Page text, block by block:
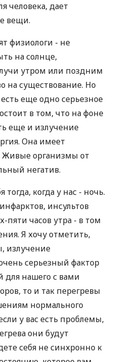
человека, дает
вещи.
физиологи - не
на солнце,
утром или поздним
на существование. Но
еще одно серьезное
в том, что на фоне
еще и излучение
Она имеет
Живые организмы от
негатив.
когда у нас - ночь.
инсультов
пяти часов утра - в том
Я хочу отметить,
излучение
серьезный фактор
для нашего с вами
то и так перегревы
нормального
у вас есть проблемы,
они будут
себя не синхронно к